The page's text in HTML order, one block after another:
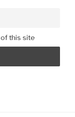
this site